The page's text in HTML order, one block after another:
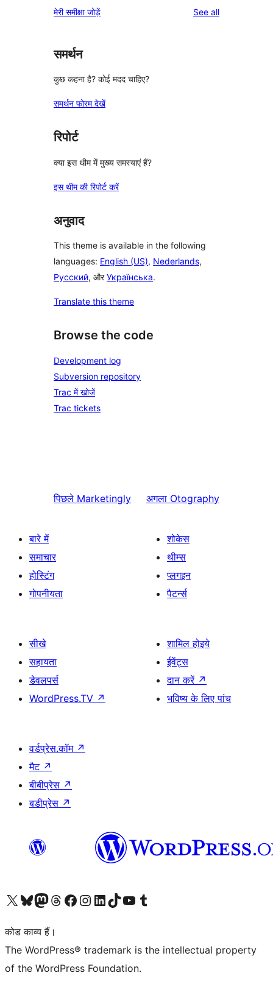
reviews
star
मेरी समीक्षा जोड़ें See allreviews
समर्थन
कुछ कहना है? कोई मदद चाहिए?
समर्थन फोरम देखें
रिपोर्ट
क्या इस थीम में मुख्य समस्याएं हैं?
इस थीम की रिपोर्ट करें
अनुवाद
This theme is available in the following
languages: English (US), Nederlands,
Русский, औरУкраїнська.
Translate this theme
Browse the code
Development log
Subversion repository
Trac में खोजें
Trac tickets
पिछले Marketingly अगला Otography
बारे में
समाचार
होस्टिंग
गोपनीयता
शोकेस
थीम्स
प्लगइन
पैटर्न्स
सीखे
सहायता
डेवलपर्स
WordPress.TV ↗
शामिल होइये
ईवेंट्स
दान करें ↗
भविष्य के लिए पांच
वर्डप्रेस.कॉम ↗
मैट ↗
बीबीप्रेस ↗
बडीप्रेस ↗
Visit our X (formerly Twitter) account
हमारे बलुस्की खाते पर जाएँVisit our Mastodon account
हमारे थ्रेड्स अकाउंट पर जाएंहमारे फेसबुक पेज पर जाएँहमारे इंस्टाग्राम अकाउंट पर जाएंहमारे लिंक्डइन खाते पर जाएँहमारे टिकटॉक खाते पर जाएँहमारे यूट्यूब चैनल पर जाएंहमारे Tumblr खाते पर जाएँ
कोड काव्य हैं।
The WordPress® trademark is the intellectual property
of the WordPress Foundation.